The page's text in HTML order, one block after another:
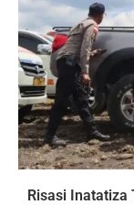
Risasi Inatatiza